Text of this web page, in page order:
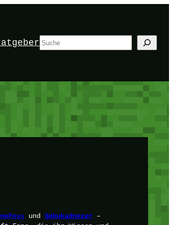
Suchen
undSebukadnezer –